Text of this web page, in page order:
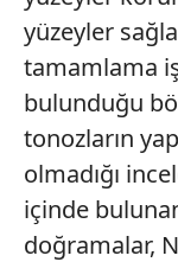
yüzeyler
tamamlama
bulunduğu
tonozların
olmadığı
içinde
doğramalar,